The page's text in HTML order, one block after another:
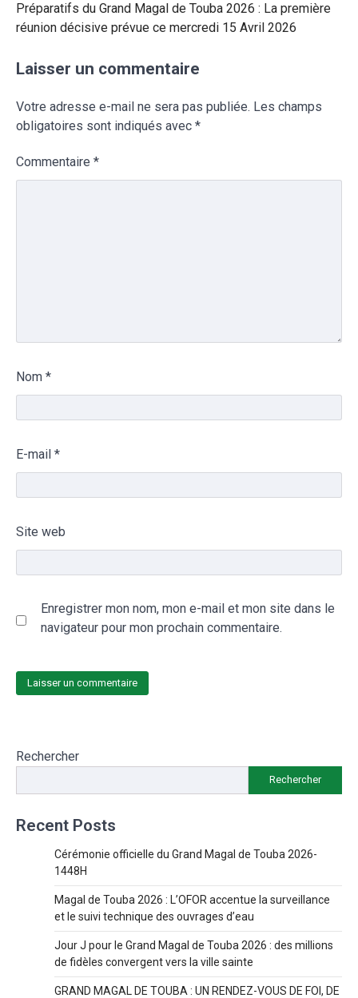
Préparatifs du Grand Magal de Touba 2026 : La première
réunion décisive prévue ce mercredi 15 Avril 2026
Laisser un commentaire
Votre adresse e-mail ne sera pas publiée. Les champs
obligatoires sont indiqués avec *
Commentaire *
Nom *
E-mail *
Site web
Enregistrer mon nom, mon e-mail et mon site dans le
navigateur pour mon prochain commentaire.
Rechercher
Rechercher
Recent Posts
Cérémonie officielle du Grand Magal de Touba 2026-
1448H
Magal de Touba 2026 : L’OFOR accentue la surveillance
et le suivi technique des ouvrages d’eau
Jour J pour le Grand Magal de Touba 2026 : des millions
de fidèles convergent vers la ville sainte
GRAND MAGAL DE TOUBA : UN RENDEZ-VOUS DE FOI, DE